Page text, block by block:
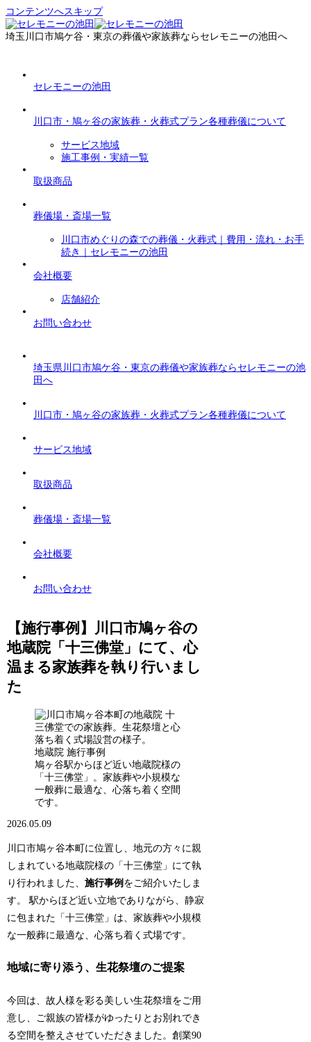
コンテンツへスキップ
埼玉川口市鳩ケ谷・東京の葬儀や家族葬ならセレモニーの池田へ
セレモニーの池田
川口市・鳩ヶ谷の家族葬・火葬式プラン各種葬儀について
サービス地域
施工事例・実績一覧
取扱商品
葬儀場・斎場一覧
川口市めぐりの森での葬儀・火葬式｜費用・流れ・お手
続き｜セレモニーの池田
会社概要
店舗紹介
お問い合わせ
埼玉県川口市鳩ケ谷・東京の葬儀や家族葬ならセレモニーの池
田へ
川口市・鳩ヶ谷の家族葬・火葬式プラン各種葬儀について
サービス地域
取扱商品
葬儀場・斎場一覧
会社概要
お問い合わせ
【施行事例】川口市鳩ヶ谷の
地蔵院「十三佛堂」にて、心
温まる家族葬を執り行いまし
た
地蔵院 施行事例
鳩ヶ谷駅からほど近い地蔵院様の
「十三佛堂」。家族葬や小規模な
一般葬に最適な、心落ち着く空間
です。
2026.05.09
川口市鳩ヶ谷本町に位置し、地元の方々に親
しまれている地蔵院様の「十三佛堂」にて執
り行われました、施行事例 をご紹介いたしま
す。 駅からほど近い立地でありながら、静寂
に包まれた「十三佛堂」は、家族葬や小規模
な一般葬に最適な、心落ち着く式場です。
地域に寄り添う、生花祭壇のご提案
今回は、故人様を彩る美しい生花祭壇をご用
意し、ご親族の皆様がゆったりとお別れでき
る空間を整えさせていただきました。創業90